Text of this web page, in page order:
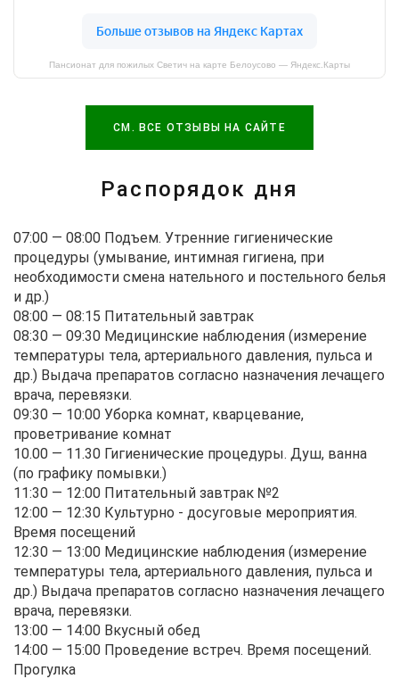
Пансионат для пожилых Светич на карте Белоусово — Яндекс.Карты
СМ. ВСЕ ОТЗЫВЫ НА САЙТЕ
Распорядок дня
07:00 — 08:00 Подъем. Утренние гигиенические
процедуры (умывание, интимная гигиена, при
необходимости смена нательного и постельного белья
и др.)
08:00 — 08:15 Питательный завтрак
08:30 — 09:30 Медицинские наблюдения (измерение
температуры тела, артериального давления, пульса и
др.) Выдача препаратов согласно назначения лечащего
врача, перевязки.
09:30 — 10:00 Уборка комнат, кварцевание,
проветривание комнат
10.00 — 11.30 Гигиенические процедуры. Душ, ванна
(по графику помывки.)
11:30 — 12:00 Питательный завтрак №2
12:00 — 12:30 Культурно - досуговые мероприятия.
Время посещений
12:30 — 13:00 Медицинские наблюдения (измерение
температуры тела, артериального давления, пульса и
др.) Выдача препаратов согласно назначения лечащего
врача, перевязки.
13:00 — 14:00 Вкусный обед
14:00 — 15:00 Проведение встреч. Время посещений.
Прогулка